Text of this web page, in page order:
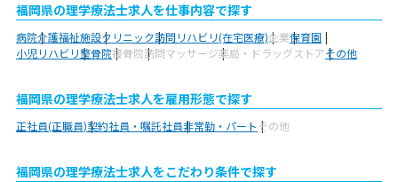
福岡県の理学療法士求人を仕事内容で探す
病院介護福祉施設クリニック訪問リハビリ(在宅医療)企業保育園
小児リハビリ整骨院接骨院訪問マッサージ薬局・ドラッグストアその他
福岡県の理学療法士求人を雇用形態で探す
正社員(正職員)契約社員・嘱託社員非常勤・パートその他
福岡県の理学療法士求人をこだわり条件で探す